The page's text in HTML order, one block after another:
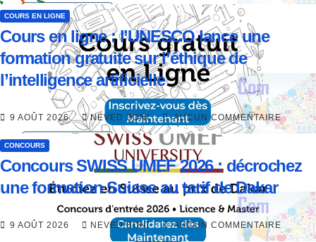
COURS EN LIGNE
Cours en ligne : l’UNESCO lance une
formation gratuite sur l’éthique de
l’intelligence artificielle
9 AOÛT 2026 NEVED BONI AUCUN COMMENTAIRE
CONCOURS
Concours SWISS UMEF 2026 : décrochez
une formation Suisse au tarif de Dakar
9 AOÛT 2026 NEVED BONI AUCUN COMMENTAIRE